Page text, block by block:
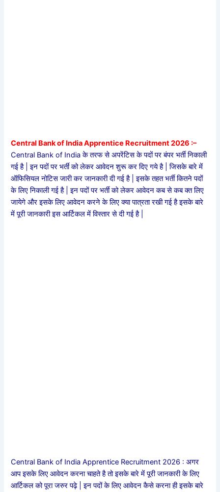
Central Bank of India Apprentice Recruitment 2026 :–
Central Bank of India के तरफ से अपरेंटिस के पदों पर बंपर भर्ती निकाली
गई है | इन पदों पर भर्ती को लेकर आवेदन शुरू कर दिए गये है | जिसके बारे में
ऑफिसियल नोटिस जारी कर जानकारी दी गई है | इसके तहत भर्ती कितने पदों
के लिए निकाली गई है | इन पदों पर भर्ती को लेकर आवेदन कब से कब क्त लिए
जायेगे और इसके लिए आवेदन करने के लिए क्या पात्रता रखी गई है इसके बारे
में पूरी जानकारी इस आर्टिकल में विस्तार से दी गई है |
Central Bank of India Apprentice Recruitment 2026 : अगर
आप इसके लिए आवेदन करना चाहते है तो इसके बारे में पूरी जानकारी के लिए
आर्टिकल को पूरा जरुर पढ़े | इन पदों के लिए आवेदन कैसे करना ही इसके बारे